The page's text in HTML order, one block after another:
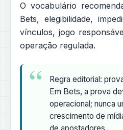
O vocabulário
Bets, elegibilidade,
vínculos, jogo
operação regulada.
Regra editorial:
Em Bets, a prova
operacional; nunca
crescimento de